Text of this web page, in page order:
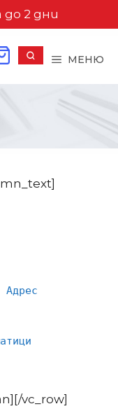
до 2 дни
МЕНЮ
Адрес
vc_row]